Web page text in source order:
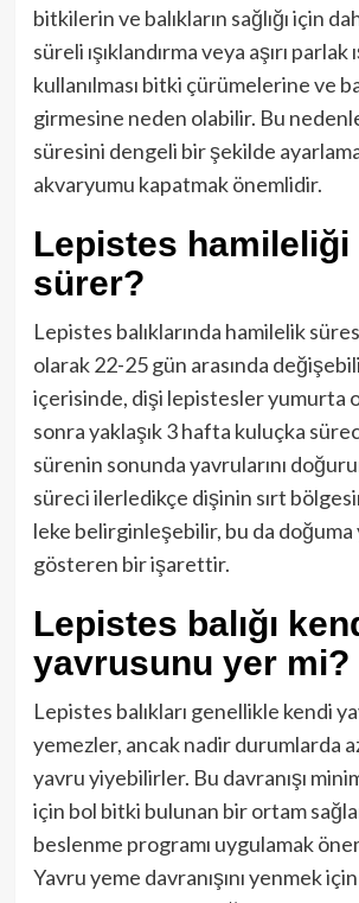
bitkilerin ve balıkların sağlığı için
süreli ışıklandırma veya aşırı parlak
kullanılması bitki çürümelerine ve
girmesine neden olabilir. Bu
süresini dengeli bir şekilde
akvaryumu kapatmak önemlidir.
Lepistes hamileliği
sürer?
Lepistes balıklarında hamilelik
olarak 22-25 gün arasında
içerisinde, dişi lepistesler yumurta
sonra yaklaşık 3 hafta kuluçka
sürenin sonunda yavrularını
süreci ilerledikçe dişinin sırt
leke belirginleşebilir, bu da doğuma
gösteren bir işarettir.
Lepistes balığı
yavrusunu yer mi?
Lepistes balıkları genellikle kendi
yemezler, ancak nadir durumlarda
yavru yiyebilirler. Bu davranışı
için bol bitki bulunan bir ortam
beslenme programı uygulamak
Yavru yeme davranışını yenmek